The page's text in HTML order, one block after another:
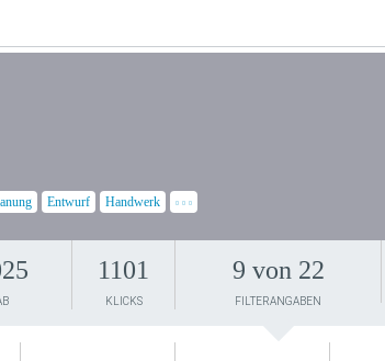
Entwurf Handwerk
1101
KLICKS
9 von 22
FILTERANGABEN